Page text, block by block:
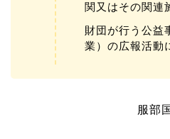
関又はその関連
財団が行う公益
業）の広報活動
服部